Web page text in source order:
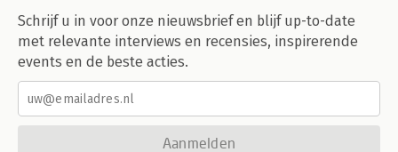
Schrijf u in voor onze nieuwsbrief en blijf up-to-date
met relevante interviews en recensies, inspirerende
events en de beste acties.
Aanmelden